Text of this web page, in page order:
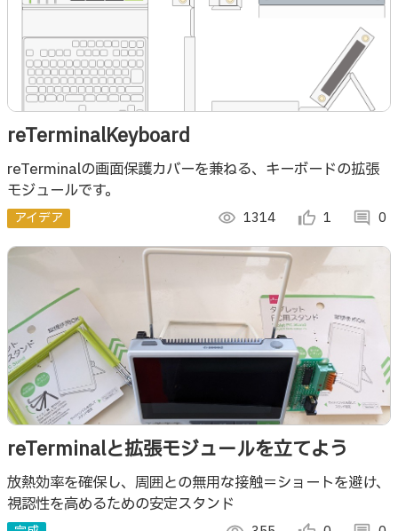
reTerminalKeyboard
reTerminalの画面保護カバーを兼ねる、キーボードの拡張
モジュールです。
アイデア visibility 1314 thumb_up_alt 1 comment 0
reTerminalと拡張モジュールを立てよう
放熱効率を確保し、周囲との無用な接触＝ショートを避け、
視認性を高めるための安定スタンド